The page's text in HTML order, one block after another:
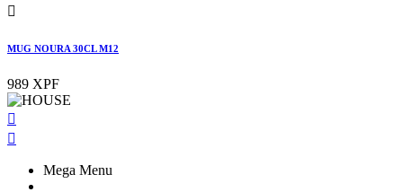

MUG NOURA 30CL M12
989 XPF


Mega Menu